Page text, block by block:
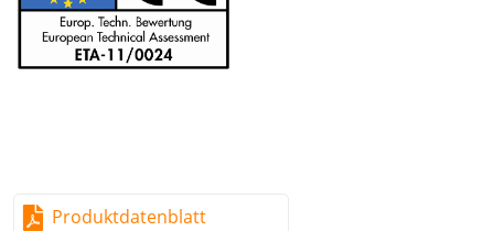
Produktdatenblatt